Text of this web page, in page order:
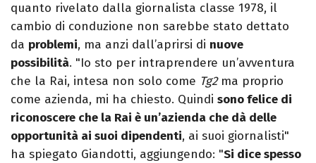
quanto rivelato dalla giornalista classe 1978, il
cambio di conduzione non sarebbe stato dettato
da problemi, ma anzi dall’aprirsi di nuove
possibilità. "Io sto per intraprendere un’avventura
che la Rai, intesa non solo come Tg2ma proprio
come azienda, mi ha chiesto. Quindi sono felice di
riconoscere che la Rai è un’azienda che dà delle
opportunità ai suoi dipendenti, ai suoi giornalisti"
ha spiegato Giandotti, aggiungendo: "Si dice spesso